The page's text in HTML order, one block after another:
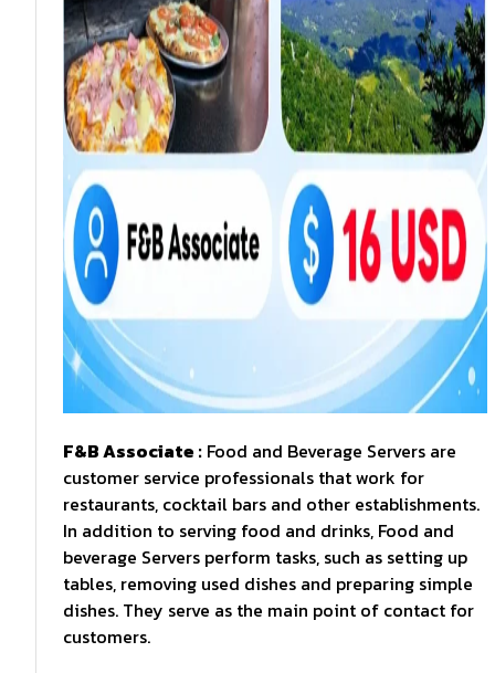
F&B Associate : Food and Beverage Servers are
customer service professionals that work for
restaurants, cocktail bars and other establishments.
In addition to serving food and drinks, Food and
beverage Servers perform tasks, such as setting up
tables, removing used dishes and preparing simple
dishes. They serve as the main point of contact for
customers.